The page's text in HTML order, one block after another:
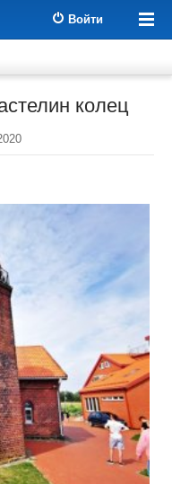
Войти
колец